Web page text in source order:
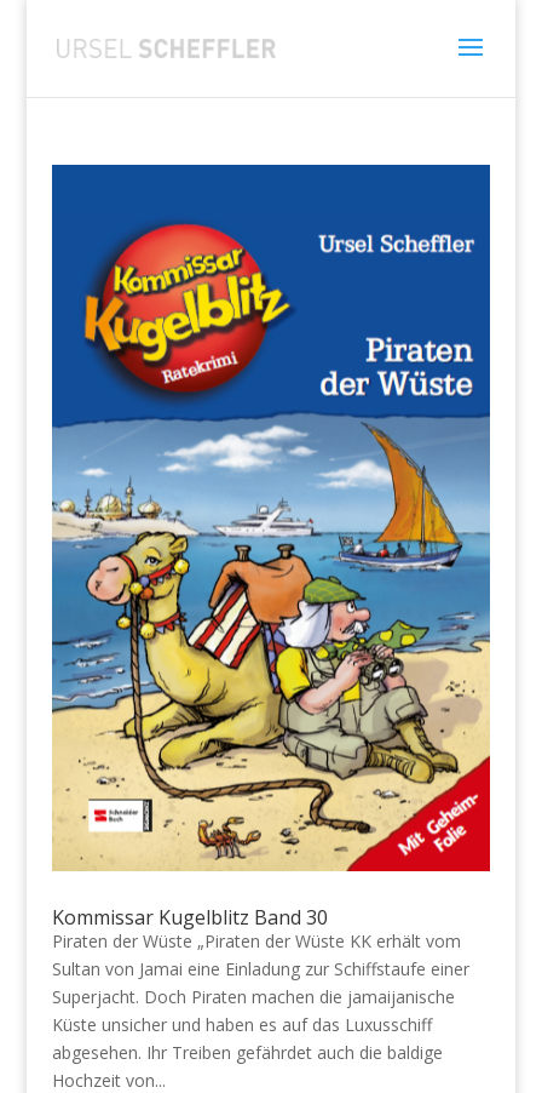
Kommissar Kugelblitz Band 30
Piraten der Wüste „Piraten der Wüste KK erhält vom
Sultan von Jamai eine Einladung zur Schiffstaufe einer
Superjacht. Doch Piraten machen die jamaijanische
Küste unsicher und haben es auf das Luxusschiff
abgesehen. Ihr Treiben gefährdet auch die baldige
Hochzeit von...